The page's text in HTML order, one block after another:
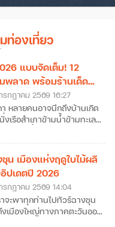
ท่องเที่ยว
แบบจัดเต็ม! 12
พลาด พร้อมร้านเด็ด
รกฎาคม 2569 16:27
หลายคนอาจนึกถึงบ้านเกิด
เรือสำเภาข้ามน้ำข้ามทะเล
ตั้งรกรากในไทย แต่ปัจจุบัน
ยงแค่จุดเริ่มต้นของการ
ทย เพราะซัวเถาคือดินแดน
วแท้ ๆ ที่มีทั้งวัดโบราณ
ก่าที่เต็มไปด้วยกลิ่นอาย
ารพื้นเมืองรสเลิศ ศาลเจ้า
ฮวงจุ้ยของเมืองที่ดีเยี่ยม
น เมืองแห่งฤดูใบไม้ผลิ
ปเดตปี 2026
รกฎาคม 2569 14:04
พาทุกท่านไปทัวร์ฉางชุน
เมืองใหญ่ทางภาคตะวันออก